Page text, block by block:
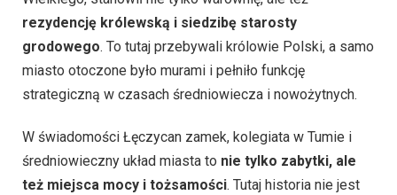
rezydencję królewską i siedzibę starosty
grodowego. To tutaj przebywali królowie Polski, a samo
miasto otoczone było murami i pełniło funkcję
strategiczną w czasach średniowiecza i nowożytnych.
W świadomości Łęczycan zamek, kolegiata w Tumie i
średniowieczny układ miasta to nie tylko zabytki, ale
też miejsca mocy i tożsamości. Tutaj historia nie jest